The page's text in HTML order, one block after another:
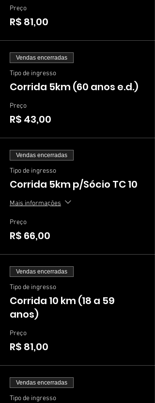
Preço
R$ 81,00
Vendas encerradas
Tipo de ingresso
Corrida 5km (60 anos e.d.)
Preço
R$ 43,00
Vendas encerradas
Tipo de ingresso
Corrida 5km p/Sócio TC 10
Mais informações
Preço
R$ 66,00
Vendas encerradas
Tipo de ingresso
Corrida 10 km (18 a 59
anos)
Preço
R$ 81,00
Vendas encerradas
Tipo de ingresso